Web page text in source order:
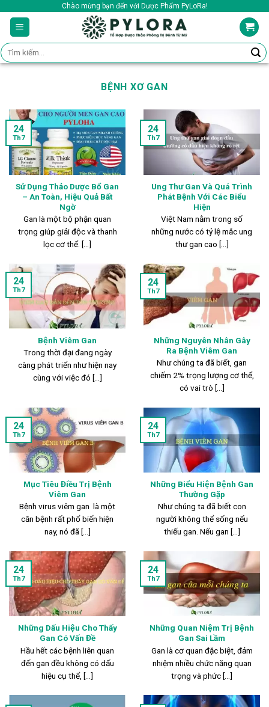
content
Chào mừng bạn đến với Dược Phẩm PyLoRa!
Tìm
kiếm:
BỆNH XƠ GAN
Sử Dụng Thảo Dược Bổ Gan
– An Toàn, Hiệu Quả Bất
Ngờ
Gan là một bộ phận quan
trọng giúp giải độc và thanh
lọc cơ thể. [...]
24
Th7
Ung Thư Gan Và Quá Trình
Phát Bệnh Với Các Biểu
Hiện
Việt Nam nằm trong số
những nước có tỷ lệ mắc ung
thư gan cao [...]
24
Th7
Bệnh Viêm Gan
Trong thời đại đang ngày
càng phát triển như hiện nay
cùng với việc đó [...]
24
Th7
Những Nguyên Nhân Gây
Ra Bệnh Viêm Gan
Như chúng ta đã biết, gan
chiếm 2% trọng lượng cơ thể,
có vai trò [...]
24
Th7
Mục Tiêu Điều Trị Bệnh
Viêm Gan
Bệnh virus viêm gan là một
căn bệnh rất phổ biến hiện
nay, nó đã [...]
24
Th7
Những Biểu Hiện Bệnh Gan
Thường Gặp
Như chúng ta đã biết con
người không thể sống nếu
thiếu gan. Nếu gan [...]
24
Th7
Những Dấu Hiệu Cho Thấy
Gan Có Vấn Đề
Hầu hết các bệnh liên quan
đến gan đều không có dấu
hiệu cụ thể, [...]
24
Th7
Những Quan Niệm Trị Bệnh
Gan Sai Lầm
Gan là cơ quan đặc biệt, đảm
nhiệm nhiều chức năng quan
trọng và phức [...]
24
Th7